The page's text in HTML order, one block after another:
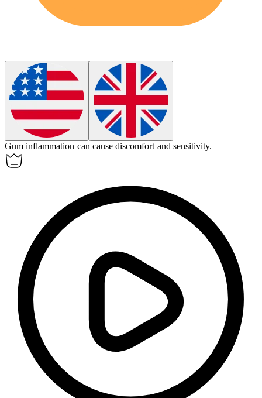
Gum inflammation can cause discomfort and sensitivity.